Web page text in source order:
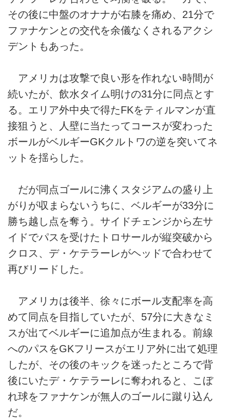
その後に中盤のオナナが右膝を痛め、21分で
ファナケンとの交代を余儀なくされるアクシ
デントもあった。
アメリカは攻撃で良い形を作れない時間が
続いたが、飲水タイム明けの31分に同点とす
る。エリア外中央で得たFKをティルマンが直
接狙うと、人壁に当たってコースが変わった
ボールがベルギーGKクルトワの逆を突いてネ
ットを揺らした。
だが同点ゴールに沸くスタジアムの盛り上
がりが収まらないうちに、ベルギーが33分に
勝ち越し点を奪う。サイドチェンジから左サ
イドでパスを受けたトロサールが縦突破から
クロス、デ・ケテラーレがヘッドで合わせて
再びリードした。
アメリカは後半、徐々にボール支配率を高
めて同点を目指していたが、57分に大きなミ
スが出てベルギーに追加点が生まれる。前線
へのパスをGKフリースがエリア外に出て処理
したが、その後のキックを迷ったところで背
後にいたデ・ケテラーレに奪われると、こぼ
れ球をファナケンが無人のゴールに蹴り込ん
だ。